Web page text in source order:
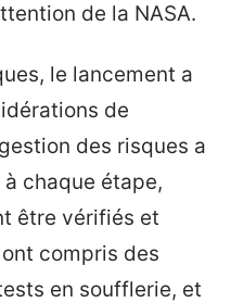
de la NASA.
le lancement a
de
des risques a
chaque étape,
être vérifiés et
compris des
en soufflerie, et